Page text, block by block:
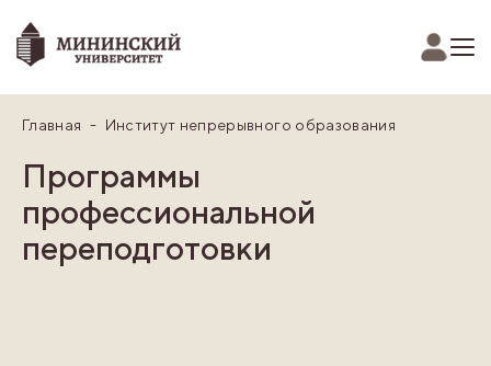
Главная Институт непрерывного образования
Программы
профессиональной
переподготовки